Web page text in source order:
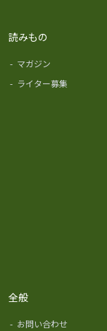
読みもの
- マガジン
- ライター募集
全般
- お問い合わせ